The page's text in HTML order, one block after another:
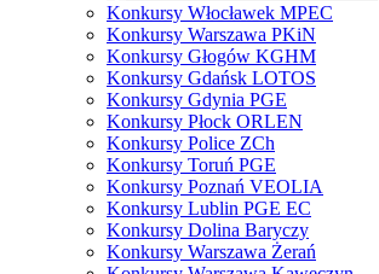
Konkursy Włocławek MPEC
Konkursy Warszawa PKiN
Konkursy Głogów KGHM
Konkursy Gdańsk LOTOS
Konkursy Gdynia PGE
Konkursy Płock ORLEN
Konkursy Police ZCh
Konkursy Toruń PGE
Konkursy Poznań VEOLIA
Konkursy Lublin PGE EC
Konkursy Dolina Baryczy
Konkursy Warszawa Żerań